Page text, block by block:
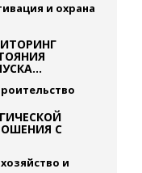
и охрана
С
и